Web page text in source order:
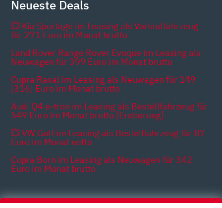
Neueste Deals
💥 Kia Sportage im Leasing als Vorlauffahrzeug
für 271 Euro im Monat brutto
Land Rover Range Rover Evoque im Leasing als
Neuwagen für 399 Euro im Monat brutto
Cupra Raval im Leasing als Neuwagen für 149
[316] Euro im Monat brutto
Audi Q4 e-tron im Leasing als Bestellfahrzeug für
549 Euro im Monat brutto [Eroberung]
💥 VW Golf im Leasing als Bestellfahrzeug für 87
Euro im Monat netto
Cupra Born im Leasing als Neuwagen für 342
Euro im Monat brutto